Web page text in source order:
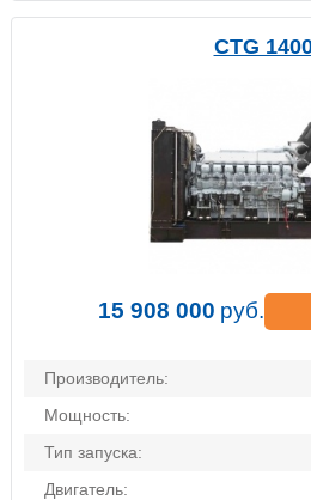
CTG
15 908 000 руб.
Производитель:
Мощность:
Тип запуска:
Двигатель: